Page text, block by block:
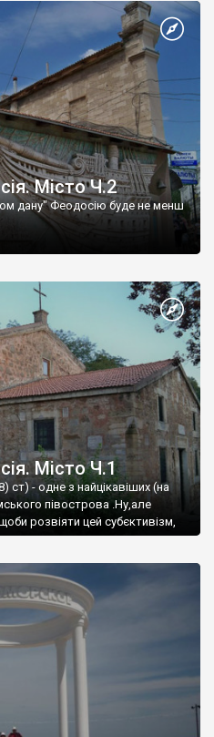
Місто Ч.2
дану" Феодосію буде не менш
Місто Ч.1
ст) - одне з найцікавіших (на
півострова .Ну,але
розвіяти цей субєктивізм,